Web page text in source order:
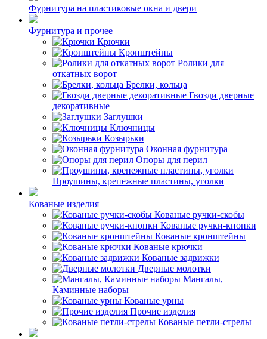
Фурнитура на пластиковые окна и двери
Фурнитура и прочее
Крючки
Кронштейны
Ролики для
откатных ворот
Брелки, кольца
Гвозди дверные
декоративные
Заглушки
Ключницы
Козырьки
Оконная фурнитура
Опоры для перил
Проушины, крепежные пластины, уголки
Кованые изделия
Кованые ручки-скобы
Кованые ручки-кнопки
Кованые кронштейны
Кованые крючки
Кованые задвижки
Дверные молотки
Мангалы,
Каминные наборы
Кованые урны
Прочие изделия
Кованые петли-стрелы